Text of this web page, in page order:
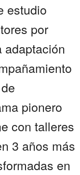
estudio
por
adaptación
pionero
con talleres
3 años más
en